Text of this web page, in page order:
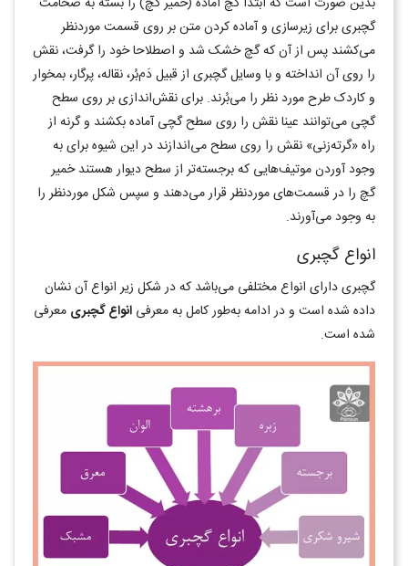
گچبری برای زیرسازی و آماده کردن متن بر روی قسمت موردنظر
می‌کشند پس از آن که گچ خشک شد و اصطلاحا خود را گرفت، نقش
را روی آن انداخته و با وسایل گچبری از قبیل دَم‌بُر، نقاله، پرگار، بمخوار
و کاردک طرح مورد نظر را می‌بُرند. برای نقش‌اندازی بر روی سطح
گچی می‌توانند عینا نقش را روی سطح گچی آماده بکشند و گرنه از
راه «گرته‌زنی» نقش را روی سطح می‌اندازند در این شیوه برای به
وجود آوردن موتیف‌هایی که برجسته‌تر از سطح دیوار هستند خمیر
گچ را در قسمت‌های موردنظر قرار می‌دهند و سپس شکل موردنظر را
به وجود می‌آورند.
انواع گچبری
گچبری دارای انواع مختلفی می‌باشد که در شکل زیر انواع آن نشان
داده شده است و در ادامه به‌طور کامل به معرفی انواع گچبری معرفی
شده است.